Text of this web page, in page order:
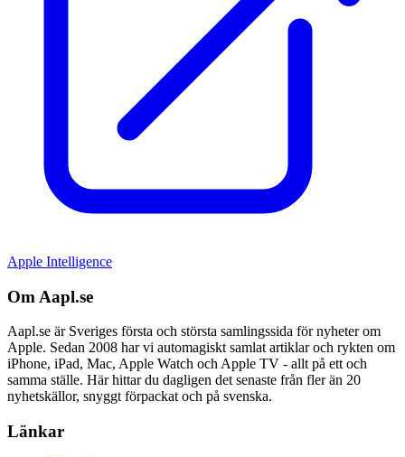
Apple Intelligence
Om Aapl.se
Aapl.se är Sveriges första och största samlingssida för nyheter om
Apple. Sedan 2008 har vi automagiskt samlat artiklar och rykten om
iPhone, iPad, Mac, Apple Watch och Apple TV - allt på ett och
samma ställe. Här hittar du dagligen det senaste från fler än 20
nyhetskällor, snyggt förpackat och på svenska.
Länkar